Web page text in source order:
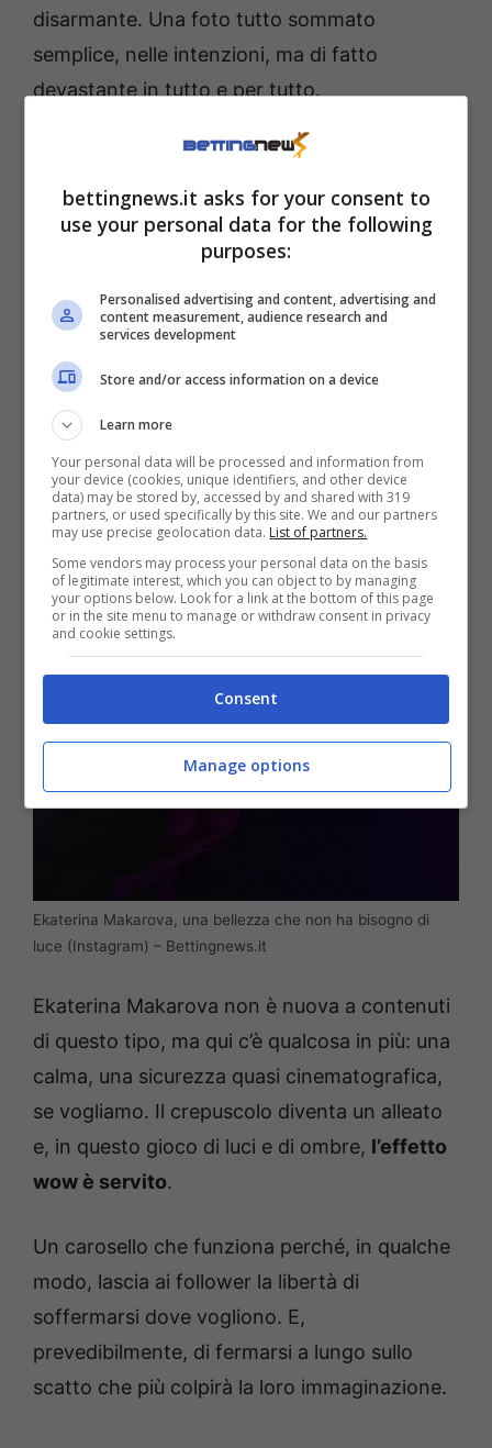
disarmante. Una foto tutto sommato
semplice, nelle intenzioni, ma di fatto
devastante in tutto e per tutto.
Ekaterina Makarova, una
bellezza che non ha
bisogno di luce
Il bikini, minimal e ben calibrato, accompagna
le forme senza rubare la scena. Il lato B,
inevitabilmente protagonista nello scatto più
commentato, non è ostentato ma
fosse la cosa più naturale del mondo.
Ekaterina Makarova, una bellezza che non ha bisogno di
luce (Instagram) – Bettingnews.it
Ekaterina Makarova non è nuova a contenuti
di questo tipo, ma qui c’è qualcosa in più: una
calma, una sicurezza quasi cinematografica,
se vogliamo. Il crepuscolo diventa un alleato
e, in questo gioco di luci e di ombre, l’effetto
wow è servito.
Un carosello che funziona perché, in qualche
modo, lascia ai follower la libertà di
soffermarsi dove vogliono. E,
prevedibilmente, di fermarsi a lungo sullo
scatto che più colpirà la loro immaginazione.
bettingnews.it asks for your consent to
use your personal data for the following
purposes:
Personalised advertising and content, advertising and
content measurement, audience research and
services development
Store and/or access information on a device
Learn more
Your personal data will be processed and information from
your device (cookies, unique identifiers, and other device
data) may be stored by, accessed by and shared with 319
partners, or used specifically by this site. We and our partners
may use precise geolocation data. List of partners.
Some vendors may process your personal data on the basis
of legitimate interest, which you can object to by managing
your options below. Look for a link at the bottom of this page
or in the site menu to manage or withdraw consent in privacy
and cookie settings.
Consent
Manage options